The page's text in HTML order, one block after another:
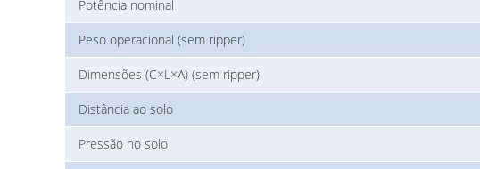
Potência nominal
Peso operacional (sem ripper)
Dimensões (C×L×A) (sem ripper)
Distância ao solo
Pressão no solo